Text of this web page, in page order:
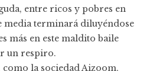
entre ricos y pobres en
media terminará diluyéndose
más en este maldito baile
un respiro.
la sociedad Aizoom,